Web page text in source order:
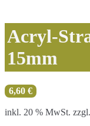
Acryl-
15mm
6,60 €
inkl. 20 % MwSt. zzgl.